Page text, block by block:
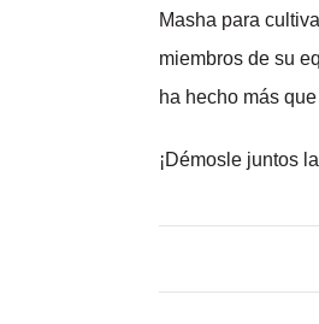
Masha para
miembros de su
ha hecho más
¡Démosle juntos